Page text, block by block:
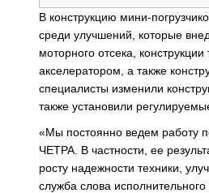
ИСПЫТАТЕЛИ
ТЕХНОЛОГИИ
ДОРОЖНАЯ
СЕРВИСМЕНЫ
В конструкцию мини-
среди улучшений, которые
моторного отсека,
акселератором, а также
специалисты изменили
также установили
«Мы постоянно ведем работу
ЧЕТРА. В частности, ее
росту надежности техники,
служба слова